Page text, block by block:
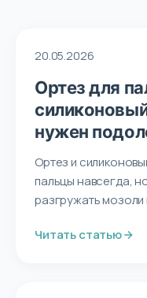
20.05.2026
Ортез для
нужен
Ортез и
пальцы навсегда,
разгружать мозоли
Читать статью